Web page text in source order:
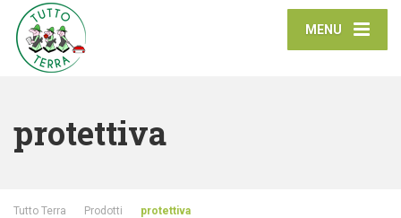
MENU
protettiva
Tutto Terra Prodotti protettiva